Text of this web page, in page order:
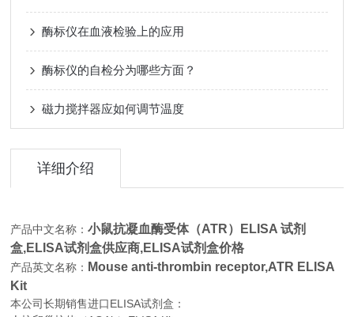
酶标仪在血液检验上的应用
酶标仪的自检分为哪些方面？
磁力搅拌器应如何调节温度
详细介绍
产品中文名称：小鼠抗凝血酶受体（ATR）ELISA 试剂
盒,ELISA试剂盒供应商,ELISA试剂盒价格
产品英文名称： Mouse anti-thrombin receptor,ATR ELISA
Kit
本公司长期销售进口ELISA试剂盒：